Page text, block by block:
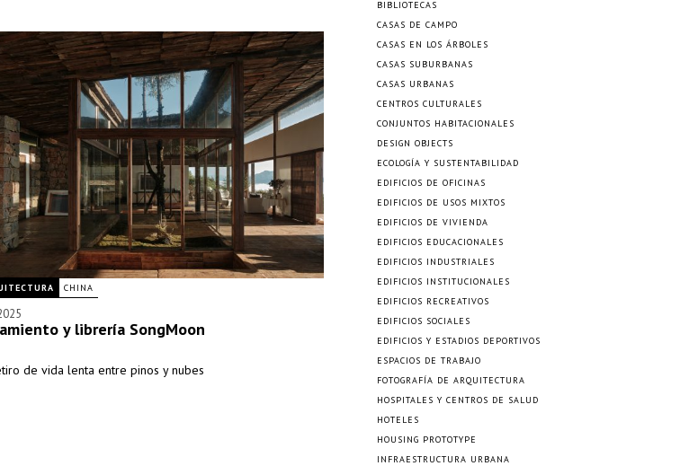
CHINA
y librería SongMoon
de vida lenta entre pinos y nubes
BIBLIOTECAS
CASAS DE CAMPO
CASAS EN LOS ÁRBOLES
CASAS SUBURBANAS
CASAS URBANAS
CENTROS CULTURALES
CONJUNTOS HABITACIONALES
DESIGN OBJECTS
ECOLOGÍA Y SUSTENTABILIDAD
EDIFICIOS DE OFICINAS
EDIFICIOS DE USOS MIXTOS
EDIFICIOS DE VIVIENDA
EDIFICIOS EDUCACIONALES
EDIFICIOS INDUSTRIALES
EDIFICIOS INSTITUCIONALES
EDIFICIOS RECREATIVOS
EDIFICIOS SOCIALES
EDIFICIOS Y ESTADIOS DEPORTIVOS
ESPACIOS DE TRABAJO
FOTOGRAFÍA DE ARQUITECTURA
HOSPITALES Y CENTROS DE SALUD
HOTELES
HOUSING PROTOTYPE
INFRAESTRUCTURA URBANA